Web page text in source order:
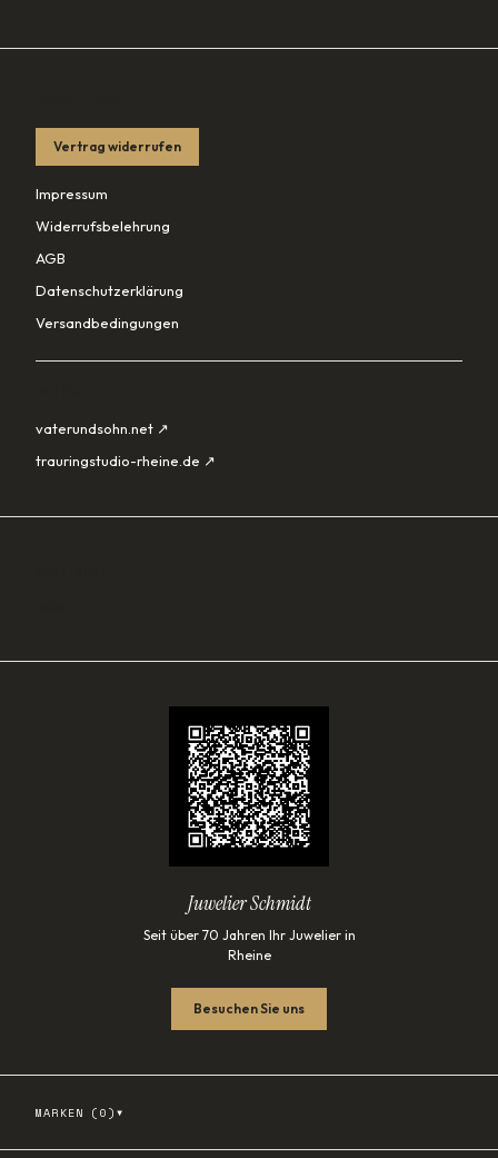
Vertrag widerrufen
Impressum
Widerrufsbelehrung
AGB
Datenschutzerklärung
Versandbedingungen
vaterundsohn.net ↗
trauringstudio-rheine.de ↗
Juwelier Schmidt
Seit über 70 Jahren Ihr Juwelier in
Rheine
Besuchen Sie uns
MARKEN ( 0 ) ▾